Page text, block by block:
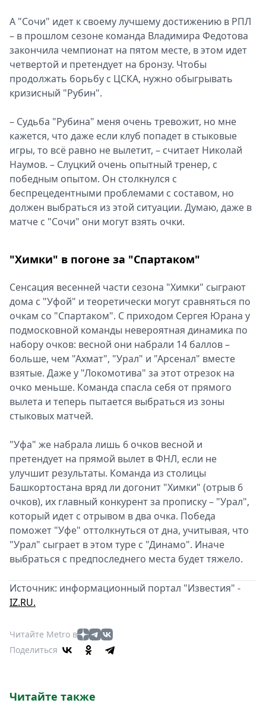
А "Сочи" идет к своему лучшему достижению в РПЛ
– в прошлом сезоне команда Владимира Федотова
закончила чемпионат на пятом месте, в этом идет
четвертой и претендует на бронзу. Чтобы
продолжать борьбу с ЦСКА, нужно обыгрывать
кризисный "Рубин".
– Судьба "Рубина" меня очень тревожит, но мне
кажется, что даже если клуб попадет в стыковые
игры, то всё равно не вылетит, – считает Николай
Наумов. – Слуцкий очень опытный тренер, с
победным опытом. Он столкнулся с
беспрецедентными проблемами с составом, но
должен выбраться из этой ситуации. Думаю, даже в
матче с "Сочи" они могут взять очки.
"Химки" в погоне за "Спартаком"
Сенсация весенней части сезона "Химки" сыграют
дома с "Уфой" и теоретически могут сравняться по
очкам со "Спартаком". С приходом Сергея Юрана у
подмосковной команды невероятная динамика по
набору очков: весной они набрали 14 баллов –
больше, чем "Ахмат", "Урал" и "Арсенал" вместе
взятые. Даже у "Локомотива" за этот отрезок на
очко меньше. Команда спасла себя от прямого
вылета и теперь пытается выбраться из зоны
стыковых матчей.
"Уфа" же набрала лишь 6 очков весной и
претендует на прямой вылет в ФНЛ, если не
улучшит результаты. Команда из столицы
Башкортостана вряд ли догонит "Химки" (отрыв 6
очков), их главный конкурент за прописку – "Урал",
который идет с отрывом в два очка. Победа
поможет "Уфе" оттолкнуться от дна, учитывая, что
"Урал" сыграет в этом туре с "Динамо". Иначе
выбраться с предпоследнего места будет тяжело.
Источник: информационный портал "Известия" -
IZ.RU.
Читайте Metro в
Поделиться
Читайте также